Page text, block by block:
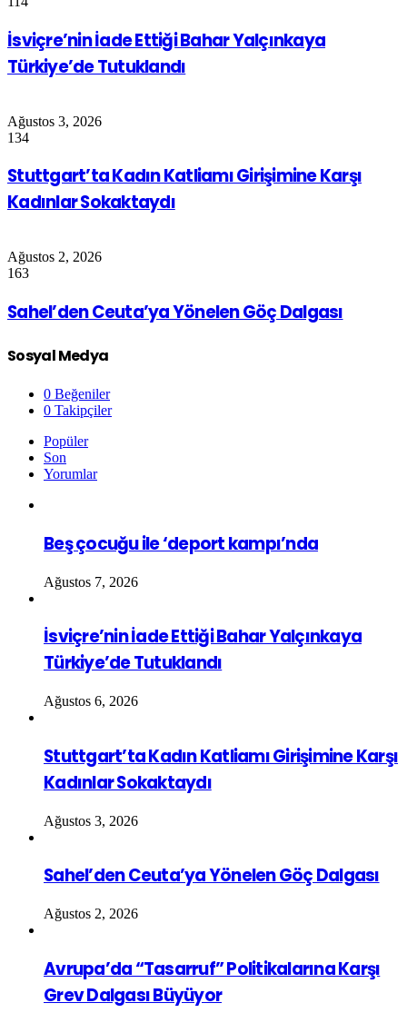
İsviçre’nin İade Ettiği Bahar Yalçınkaya
Türkiye’de Tutuklandı
Ağustos 3, 2026
134
Stuttgart’ta Kadın Katliamı Girişimine Karşı
Kadınlar Sokaktaydı
Ağustos 2, 2026
163
Sahel’den Ceuta’ya Yönelen Göç Dalgası
Sosyal Medya
0 Beğeniler
0 Takipçiler
Popüler
Son
Yorumlar
Beş çocuğu ile ‘deport kampı’nda
Ağustos 7, 2026
İsviçre’nin İade Ettiği Bahar Yalçınkaya
Türkiye’de Tutuklandı
Ağustos 6, 2026
Stuttgart’ta Kadın Katliamı Girişimine Karşı
Kadınlar Sokaktaydı
Ağustos 3, 2026
Sahel’den Ceuta’ya Yönelen Göç Dalgası
Ağustos 2, 2026
Avrupa’da “Tasarruf” Politikalarına Karşı
Grev Dalgası Büyüyor